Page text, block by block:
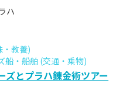
ハ
・教養)
船・船舶 (交通・乗物)
とプラハ錬金術ツアー